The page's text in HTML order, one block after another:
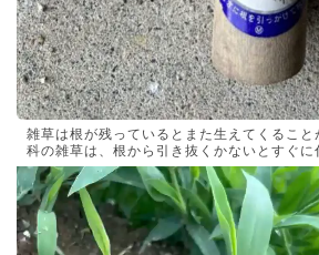
雑草は根が残っているとまた生えてくること
科の雑草は、根から引き抜くかないとすぐに
動
画
プ